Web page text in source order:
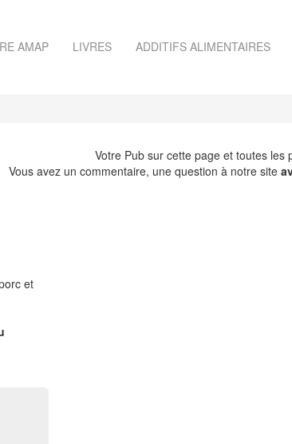
AMAP LIVRES ADDITIFS ALIMENTAIRES
Votre Pub sur cette page et toutes les
Vous avez un commentaire, une question à notre site
et